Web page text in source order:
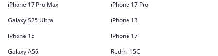
iPhone 17 Pro Max
iPhone 17 Pro
Galaxy S25 Ultra
iPhone 13
iPhone 15
iPhone 17
Galaxy A56
Redmi 15C